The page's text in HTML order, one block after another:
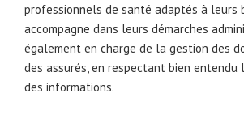
professionnels de santé adaptés à leurs
accompagne dans leurs démarches
également en charge de la gestion des
des assurés, en respectant bien
des informations.